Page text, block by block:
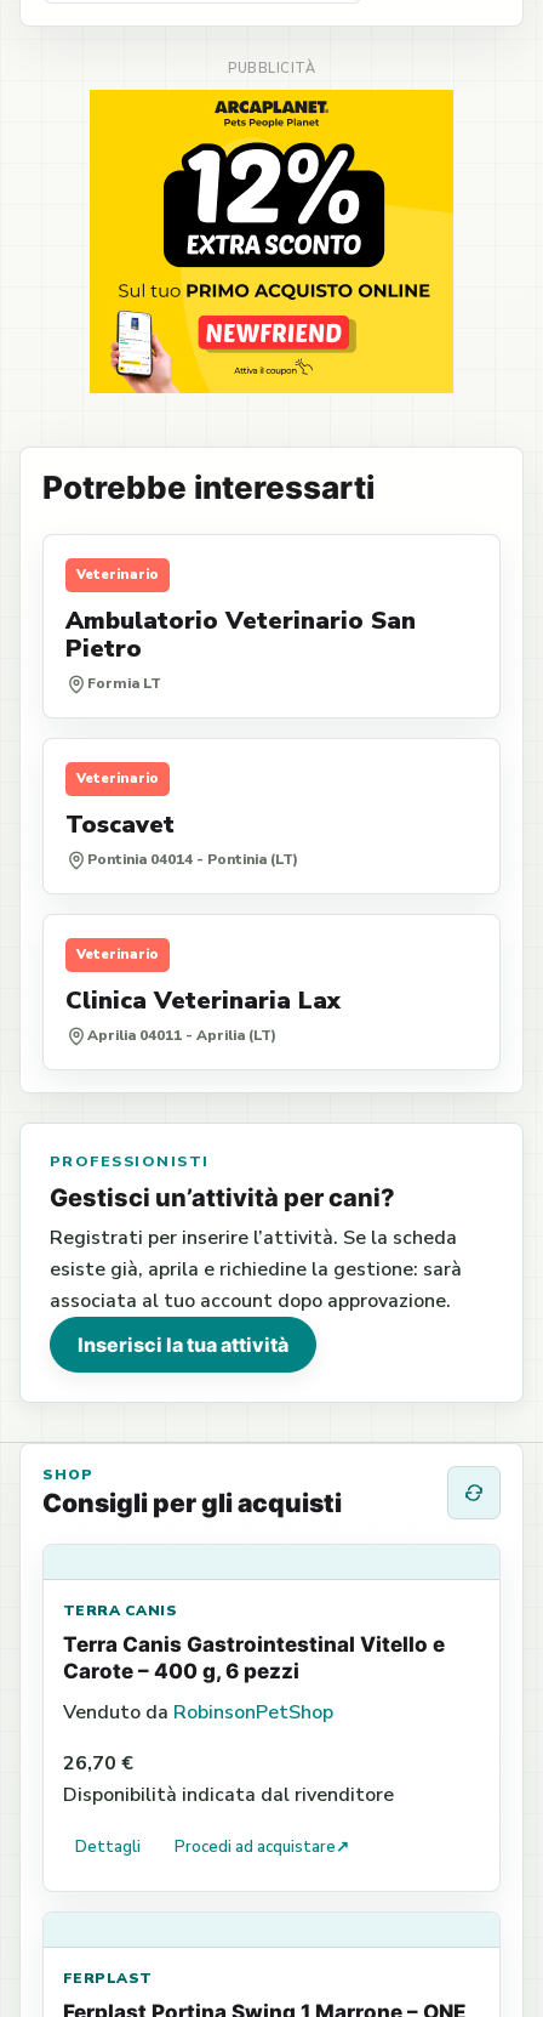
Potrebbe interessarti
Veterinario
Ambulatorio Veterinario San
Pietro
Formia LT
Veterinario
Toscavet
Pontinia 04014 - Pontinia (LT)
Veterinario
Clinica Veterinaria Lax
Aprilia 04011 - Aprilia (LT)
PROFESSIONISTI
Gestisci un’attività per cani?
Registrati per inserire l’attività. Se la scheda
esiste già, aprila e richiedine la gestione: sarà
associata al tuo account dopo approvazione.
Inserisci la tua attività
SHOP
Consigli per gli acquisti
TERRA CANIS
Terra Canis Gastrointestinal Vitello e
Carote – 400 g, 6 pezzi
Venduto da RobinsonPetShop
26,70 €
Disponibilità indicata dal rivenditore
Dettagli Procedi ad acquistare↗
FERPLAST
Ferplast Portina Swing 1 Marrone – ONE